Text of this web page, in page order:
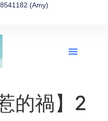
(Amy)
的禍】2